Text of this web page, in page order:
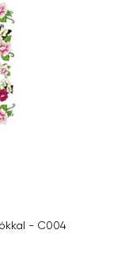
- C004